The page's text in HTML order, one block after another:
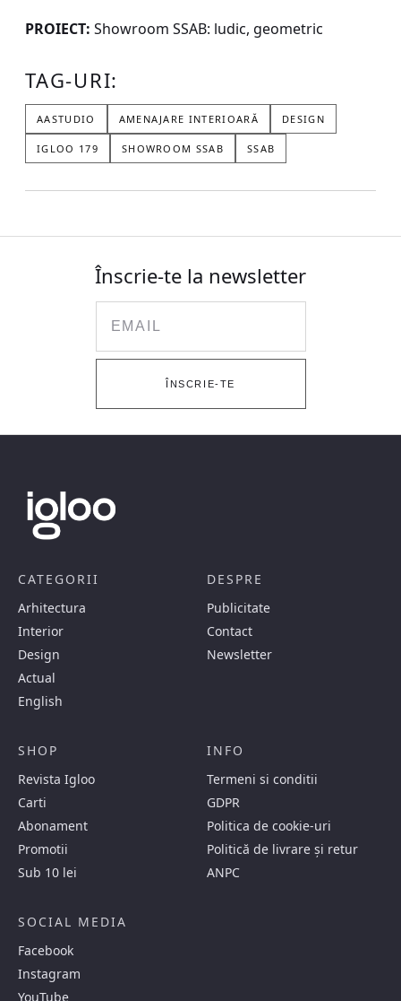
PROIECT: Showroom SSAB: ludic, geometric
TAG-URI:
AASTUDIO AMENAJARE INTERIOARĂ DESIGN
IGLOO 179 SHOWROOM SSAB SSAB
Înscrie-te la newsletter
ÎNSCRIE-TE
CATEGORII
Arhitectura
Interior
Design
Actual
English
DESPRE
Publicitate
Contact
Newsletter
SHOP
Revista Igloo
Carti
Abonament
Promotii
Sub 10 lei
INFO
Termeni si conditii
GDPR
Politica de cookie-uri
Politică de livrare și retur
ANPC
SOCIAL MEDIA
Facebook
Instagram
YouTube